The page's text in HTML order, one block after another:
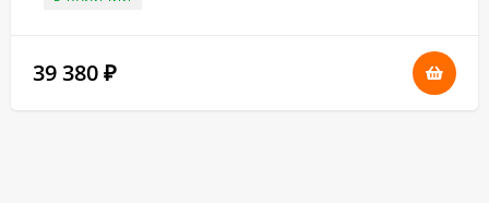
39 380 ₽